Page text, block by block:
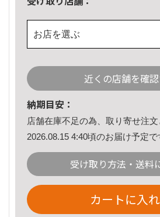
お店を選ぶ
近くの店舗を確
納期目安：
店舗在庫不足の為、取り寄せ注文
2026.08.15 4:40頃のお届け予定で
受け取り方法・送料
カートに入